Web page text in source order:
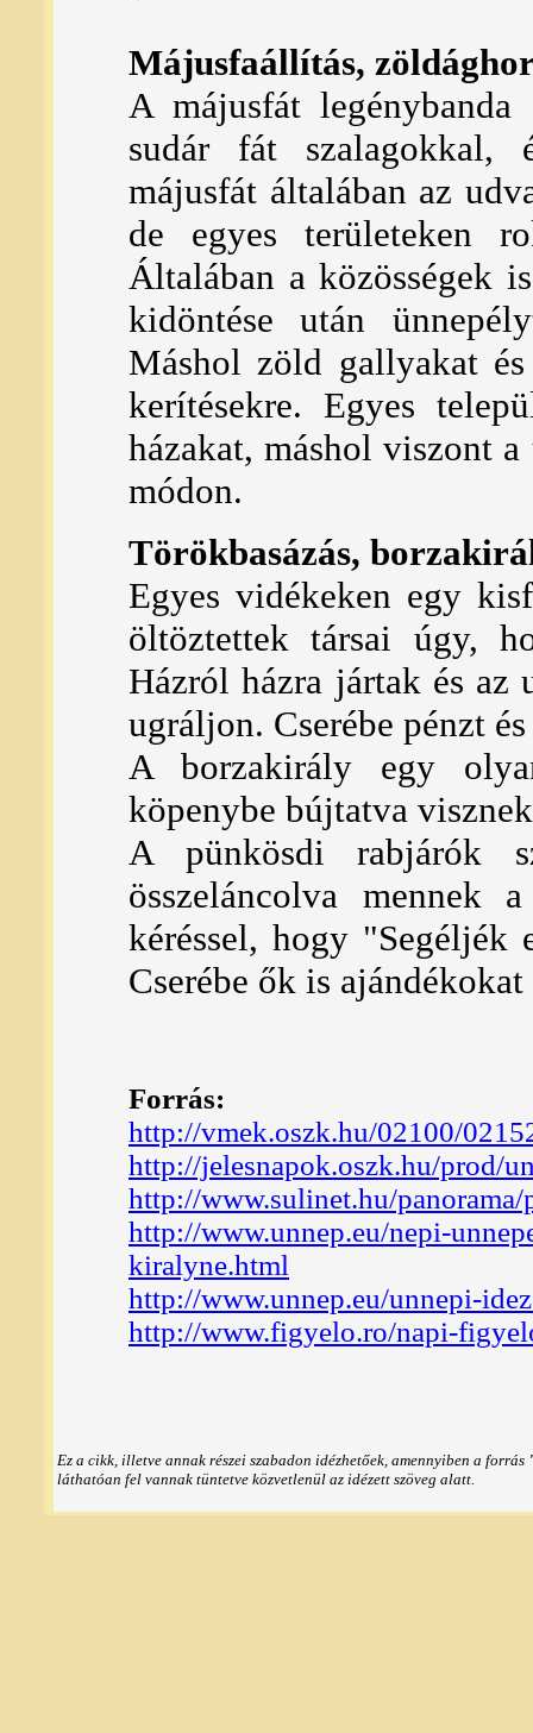
Májusfaállítás,
A májusfát
sudár fát
májusfát általában az
de egyes területeken
Általában a közösségek
kidöntése után
Máshol zöld gallyakat
kerítésekre. Egyes
házakat, máshol viszont
módon.
Törökbasázás,
Egyes vidékeken egy
öltöztettek társai úgy,
Házról házra jártak és
ugráljon. Cserébe pénzt
A borzakirály egy
köpenybe bújtatva
A pünkösdi rabjárók
összeláncolva mennek
kéréssel, hogy "Segéljék
Cserébe ők is
Forrás:
http://vmek.oszk.hu/02100/
http://jelesnapok.oszk.hu/prod/
http://www.sulinet.hu/
http://www.unnep.eu/nepi-
kiralyne.html
http://www.unnep.eu/unnepi-
http://www.figyelo.ro/napi-
Ez a cikk, illetve annak részei szabadon idézhetőek, amennyiben a forrás
láthatóan fel vannak tüntetve közvetlenül az idézett szöveg alatt.